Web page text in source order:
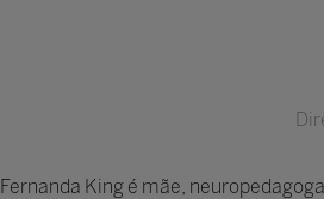
Fernanda King é mãe,